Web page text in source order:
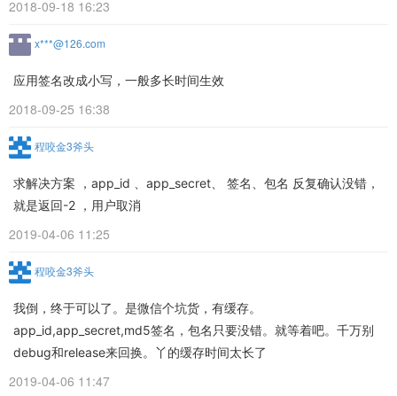
2018-09-18 16:23
x***@126.com
应用签名改成小写，一般多长时间生效
2018-09-25 16:38
程咬金3斧头
求解决方案 ，app_id 、app_secret、 签名、包名 反复确认没错，
就是返回-2 ，用户取消
2019-04-06 11:25
程咬金3斧头
我倒，终于可以了。是微信个坑货，有缓存。
app_id,app_secret,md5签名，包名只要没错。就等着吧。千万别
debug和release来回换。丫的缓存时间太长了
2019-04-06 11:47